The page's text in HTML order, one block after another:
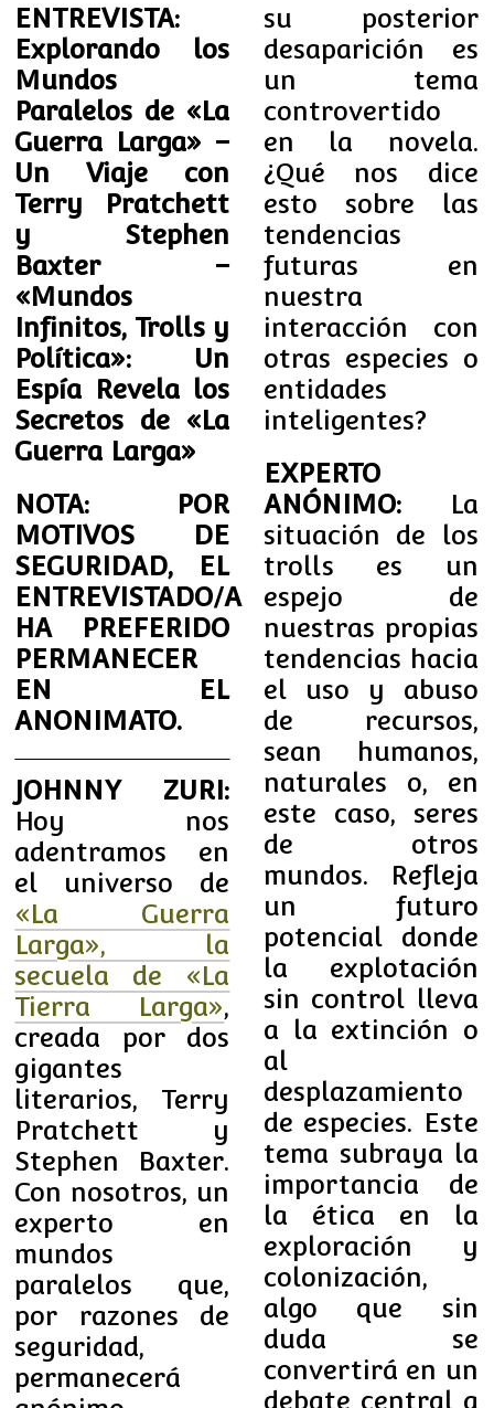
ENTREVISTA:
Explorando los
Mundos
Paralelos de «La
Guerra Larga» –
Un Viaje con
Terry Pratchett
y Stephen
Baxter –
«Mundos
Infinitos, Trolls y
Política»: Un
Espía Revela los
Secretos de «La
Guerra Larga»
NOTA: POR
MOTIVOS DE
SEGURIDAD, EL
ENTREVISTADO/A
HA PREFERIDO
PERMANECER
EN EL
ANONIMATO.
JOHNNY ZURI:
Hoy nos
adentramos en
el universo de
«La Guerra
Larga», la
secuela de «La
Tierra Larga»,
creada por dos
gigantes
literarios, Terry
Pratchett y
Stephen Baxter.
Con nosotros, un
experto en
mundos
paralelos que,
por razones de
seguridad,
permanecerá
su posterior
desaparición es
un tema
controvertido
en la novela.
¿Qué nos dice
esto sobre las
tendencias
futuras en
nuestra
interacción con
otras especies o
entidades
inteligentes?
EXPERTO
ANÓNIMO:La
situación de los
trolls es un
espejo de
nuestras propias
tendencias hacia
el uso y abuso
de recursos,
sean humanos,
naturales o, en
este caso, seres
de otros
mundos. Refleja
un futuro
potencial donde
la explotación
sin control lleva
a la extinción o
al
desplazamiento
de especies. Este
tema subraya la
importancia de
la ética en la
exploración y
colonización,
algo que sin
duda se
convertirá en un
debate central a